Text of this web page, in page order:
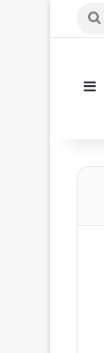
بحث
إضافة عمود